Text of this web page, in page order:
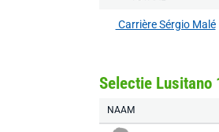
Carrière Sérgio Malé
Selectie Lusitano
NAAM